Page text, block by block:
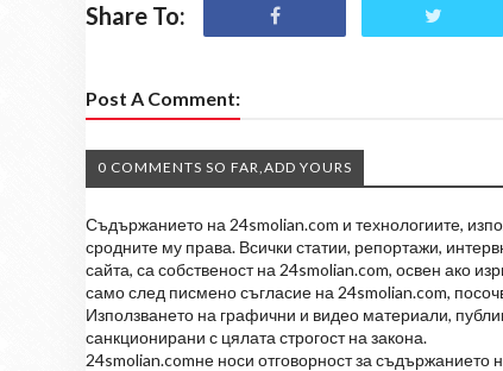
Share To:
Post A Comment:
0 COMMENTS SO FAR,ADD YOURS
Съдържанието на 24smolian.com и технологиите,
сродните му права. Всички статии, репортажи,
сайта, са собственост на 24smolian.com, освен ако
само след писмено съгласие на 24smolian.com,
Използването на графични и видео материали,
санкционирани с цялата строгост на закона.
24smolian.comне носи отговорност за съдържанието